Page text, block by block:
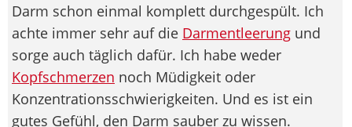
Darm schon einmal komplett durchgespült. Ich
achte immer sehr auf die Darmentleerung und
sorge auch täglich dafür. Ich habe weder
Kopfschmerzen noch Müdigkeit oder
Konzentrationsschwierigkeiten. Und es ist ein
gutes Gefühl, den Darm sauber zu wissen.